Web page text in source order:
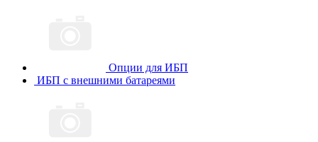
Опции для ИБП
ИБП с внешними батареями